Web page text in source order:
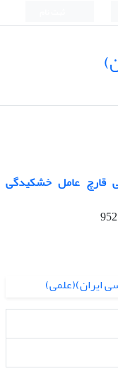
قارچ عامل خشکیدگی